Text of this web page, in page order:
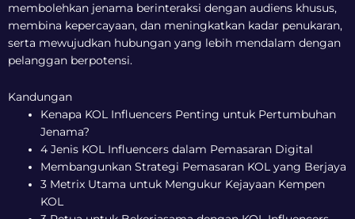
membolehkan jenama berinteraksi dengan audiens khusus,
membina kepercayaan, dan meningkatkan kadar penukaran,
serta mewujudkan hubungan yang lebih mendalam dengan
pelanggan berpotensi.
Kandungan
Kenapa KOL Influencers Penting untuk Pertumbuhan
Jenama?
4 Jenis KOL Influencers dalam Pemasaran Digital
Membangunkan Strategi Pemasaran KOL yang Berjaya
3 Metrix Utama untuk Mengukur Kejayaan Kempen
KOL